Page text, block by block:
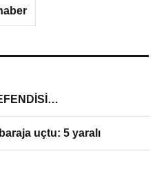
uçtu: 5 yaralı